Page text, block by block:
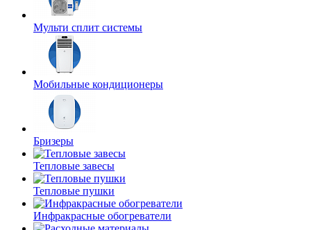
Мульти сплит системы
Мобильные кондиционеры
Бризеры
Тепловые завесы
Тепловые пушки
Инфракрасные обогреватели